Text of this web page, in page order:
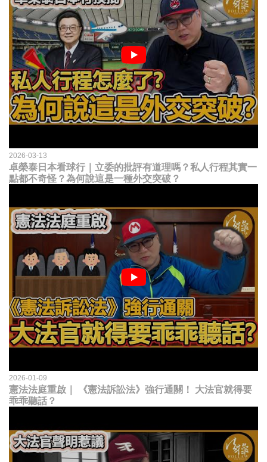
2026-03-13
卓榮泰日本看球行｜立委的批評有道理嗎？私人行程其實一
點都不奇怪？為何說這是一種外交突破？
2026-01-09
憲法法庭重啟｜ 《憲法訴訟法》強行通關！ 大法官就得要
乖乖聽話？